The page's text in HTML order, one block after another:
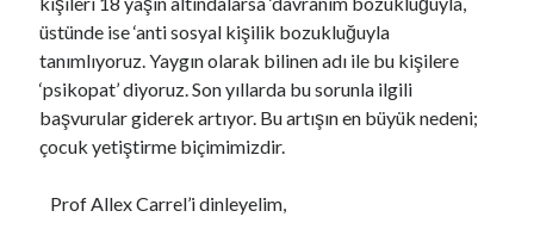
üstünde ise ‘anti sosyal kişilik bozukluğuyla
tanımlıyoruz. Yaygın olarak bilinen adı ile bu kişilere
‘psikopat’ diyoruz. Son yıllarda bu sorunla ilgili
başvurular giderek artıyor. Bu artışın en büyük nedeni;
çocuk yetiştirme biçimimizdir.
Prof Allex Carrel’i dinleyelim,